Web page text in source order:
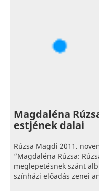
Magdaléna
estjének dalai
Rúzsa Magdi 2011.
“Magdaléna Rúzsa:
meglepetésnek szánt
színházi előadás zenei